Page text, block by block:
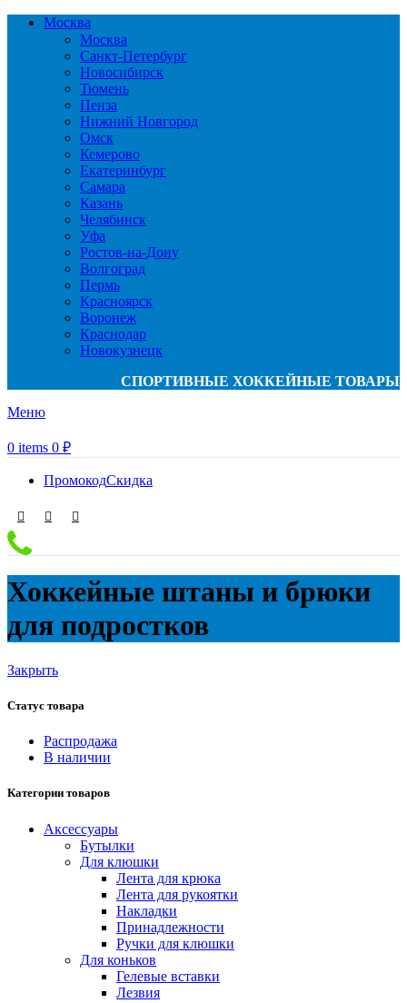
Москва
Москва
Санкт-Петербург
Новосибирск
Тюмень
Пенза
Нижний Новгород
Омск
Кемерово
Екатеринбург
Самара
Казань
Челябинск
Уфа
Ростов-на-Дону
Волгоград
Пермь
Красноярск
Воронеж
Краснодар
Новокузнецк
СПОРТИВНЫЕ ХОККЕЙНЫЕ ТОВАРЫ
Меню
0 items 0 ₽
ПромокодСкидка
Хоккейные штаны и брюки
для подростков
Закрыть
Статус товара
Распродажа
В наличии
Категории товаров
Аксессуары
Бутылки
Для клюшки
Лента для крюка
Лента для рукоятки
Накладки
Принадлежности
Ручки для клюшки
Для коньков
Гелевые вставки
Лезвия